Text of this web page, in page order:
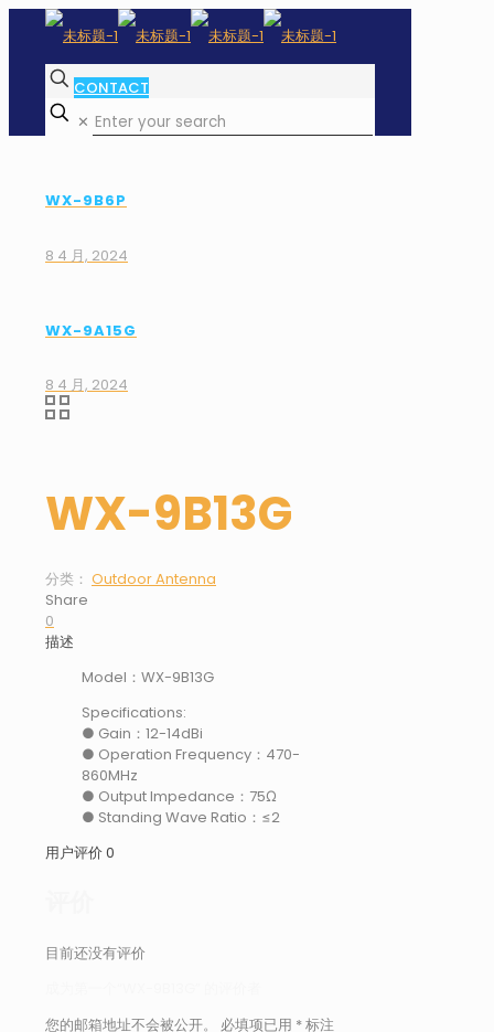
CONTACT
✕
WX-9B6P
8 4 月, 2024
WX-9A15G
8 4 月, 2024
WX-9B13G
分类： Outdoor Antenna
Share
0
描述
Model：WX-9B13G
Specifications:
● Gain：12-14dBi
● Operation Frequency：470-
860MHz
● Output Impedance：75Ω
● Standing Wave Ratio：≤2
用户评价0
目前还没有评价
您的邮箱地址不会被公开。
必填项已用 *标注